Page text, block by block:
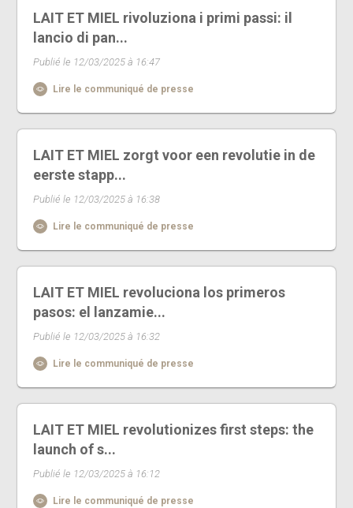
LAIT ET MIEL rivoluziona i primi passi: il
lancio di pan...
Publié le 12/03/2025 à 16:47
Lire le communiqué de presse
LAIT ET MIEL zorgt voor een revolutie in de
eerste stapp...
Publié le 12/03/2025 à 16:38
Lire le communiqué de presse
LAIT ET MIEL revoluciona los primeros
pasos: el lanzamie...
Publié le 12/03/2025 à 16:32
Lire le communiqué de presse
LAIT ET MIEL revolutionizes first steps: the
launch of s...
Publié le 12/03/2025 à 16:12
Lire le communiqué de presse